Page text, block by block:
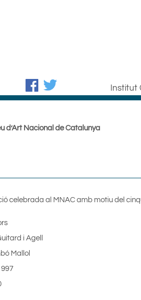
Institut
d’Art Nacional de Catalunya
celebrada al MNAC amb motiu del
i Agell
Mallol